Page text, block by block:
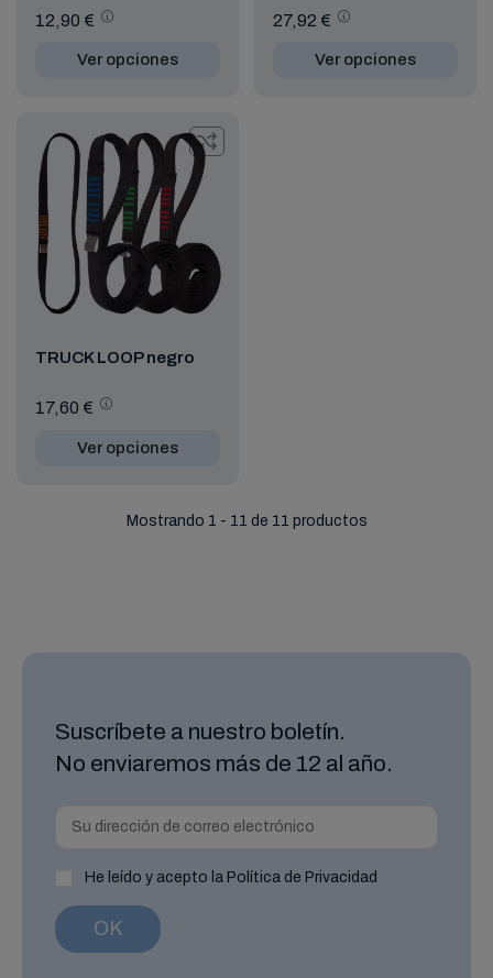
12,90 €
Ver opciones
27,92 €
Ver opciones
TRUCK LOOP negro
17,60 €
Ver opciones
Mostrando 1 - 11 de 11 productos
Suscríbete a nuestro boletín.
No enviaremos más de 12 al año.
He leído y acepto la Política de Privacidad